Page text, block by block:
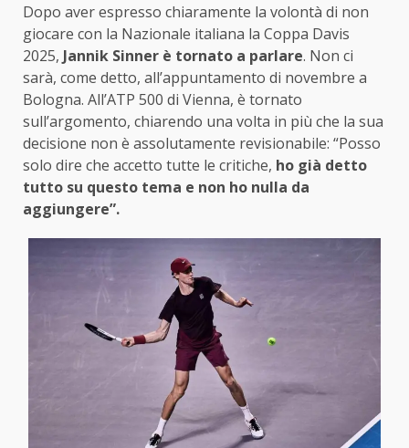
Dopo aver espresso chiaramente la volontà di non
giocare con la Nazionale italiana la Coppa Davis
2025, Jannik Sinner è tornato a parlare. Non ci
sarà, come detto, all’appuntamento di novembre a
Bologna. All’ATP 500 di Vienna, è tornato
sull’argomento, chiarendo una volta in più che la sua
decisione non è assolutamente revisionabile: “Posso
solo dire che accetto tutte le critiche, ho già detto
tutto su questo tema e non ho nulla da
aggiungere”.